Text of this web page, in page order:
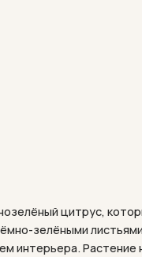
цитрус,
зелёными
интерьера.